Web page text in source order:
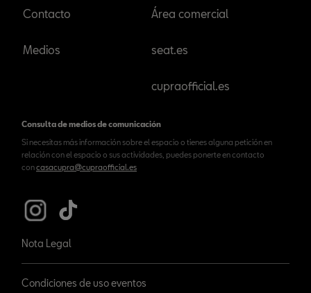
Contacto
Medios
Área comercial
seat.es
cupraofficial.es
Consulta de medios de comunicación
Si necesitas más información sobre el espacio o tienes alguna petición en
relación con el espacio o sus actividades, puedes ponerte en contacto
concasacupra@cupraofficial.es
Nota Legal
Condiciones de uso eventos